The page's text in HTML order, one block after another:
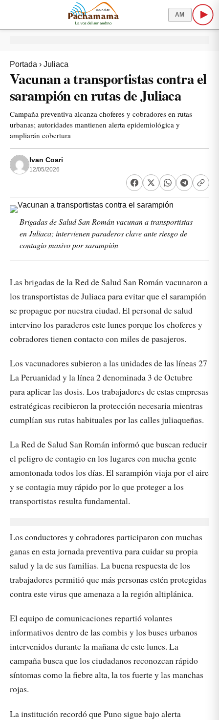
AM
Portada › Juliaca
Vacunan a transportistas contra el
sarampión en rutas de Juliaca
Campaña preventiva alcanza choferes y cobradores en rutas
urbanas; autoridades mantienen alerta epidemiológica y
ampliarán cobertura
Ivan Coari
12/05/2026
Brigadas de Salud San Román vacunan a transportistas
en Juliaca; intervienen paraderos clave ante riesgo de
contagio masivo por sarampión
Las brigadas de la Red de Salud San Román vacunaron a
los transportistas de Juliaca para evitar que el sarampión
se propague por nuestra ciudad. El personal de salud
intervino los paraderos este lunes porque los choferes y
cobradores tienen contacto con miles de pasajeros.
Los vacunadores subieron a las unidades de las líneas 27
La Peruanidad y la línea 2 denominada 3 de Octubre
para aplicar las dosis. Los trabajadores de estas empresas
estratégicas recibieron la protección necesaria mientras
cumplían sus rutas habituales por las calles juliaqueñas.
La Red de Salud San Román informó que buscan reducir
el peligro de contagio en los lugares con mucha gente
amontonada todos los días. El sarampión viaja por el aire
y se contagia muy rápido por lo que proteger a los
transportistas resulta fundamental.
Los conductores y cobradores participaron con muchas
ganas en esta jornada preventiva para cuidar su propia
salud y la de sus familias. La buena respuesta de los
trabajadores permitió que más personas estén protegidas
contra este virus que amenaza a la región altiplánica.
El equipo de comunicaciones repartió volantes
informativos dentro de las combis y los buses urbanos
intervenidos durante la mañana de este lunes. La
campaña busca que los ciudadanos reconozcan rápido
síntomas como la fiebre alta, la tos fuerte y las manchas
rojas.
La institución recordó que Puno sigue bajo alerta